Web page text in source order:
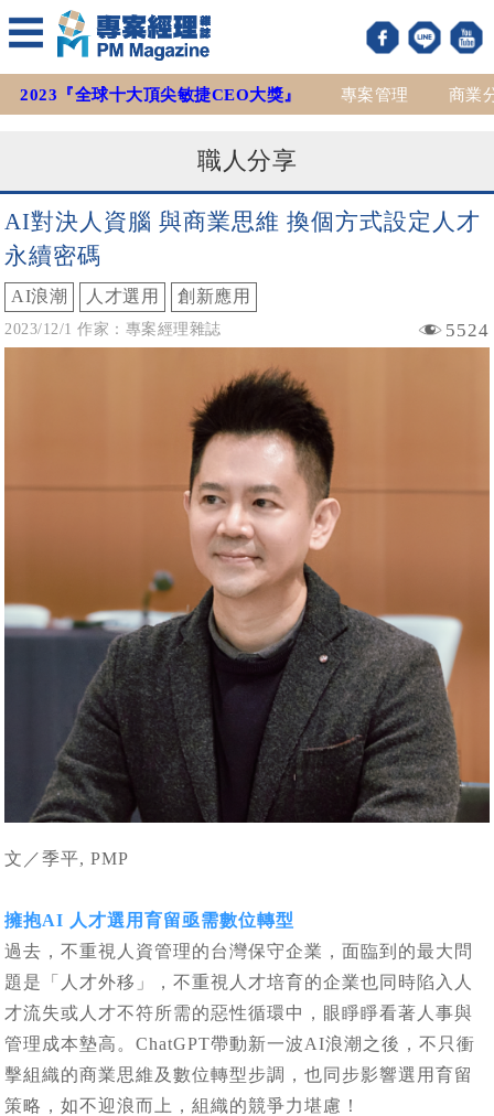
2023『全球十大頂尖敏捷CEO大獎』 專案管理 商業
職人分享
AI對決人資腦 與商業思維 換個方式設定人才
永續密碼
AI浪潮 人才選用 創新應用
2023/12/1 作家：專案經理雜誌 5524
文／季平, PMP
擁抱AI 人才選用育留亟需數位轉型
過去，不重視人資管理的台灣保守企業，面臨到的最大問
題是「人才外移」，不重視人才培育的企業也同時陷入人
才流失或人才不符所需的惡性循環中，眼睜睜看著人事與
管理成本墊高。ChatGPT帶動新一波AI浪潮之後，不只衝
擊組織的商業思維及數位轉型步調，也同步影響選用育留
策略，如不迎浪而上，組織的競爭力堪慮！